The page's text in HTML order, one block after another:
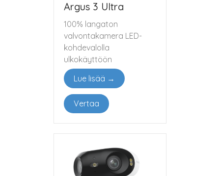
Argus 3 Ultra
100% langaton
valvontakamera LED-
kohdevalolla
ulkokäyttöön
Lue lisää →
Vertaa